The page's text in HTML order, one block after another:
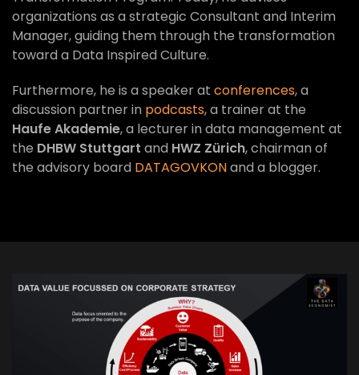
organizations as a strategic Consultant and Interim
Manager, guiding them through the transformation
toward a Data Inspired Culture.
Furthermore, he is a speaker at conferences, a
discussion partner in podcasts, a trainer at the
Haufe Akademie, a lecturer in data management at
the DHBW Stuttgart and HWZ Zürich, chairman of
the advisory board DATAGOVKONand a blogger.